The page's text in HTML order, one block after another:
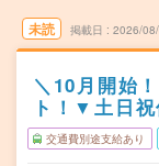
未読 掲載日 2026/
＼10月開始
ト！▼土日
交通費別途支給あり